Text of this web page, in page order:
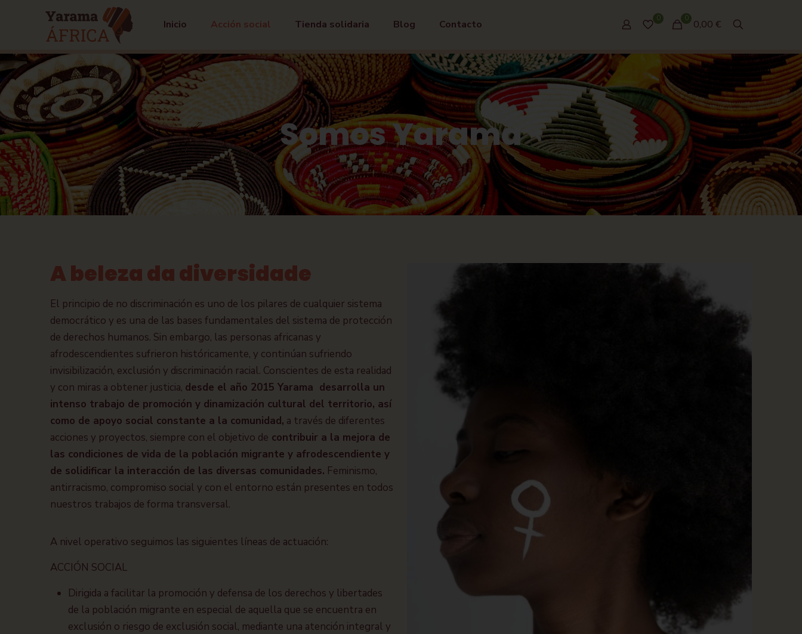
Inicio Acción social Tienda solidaria Blog Contacto 0 0 0,00 €
Somos Yarama
A beleza da diversidade
El principio de no discriminación es uno de los pilares de cualquier sistema
democrático y es una de las bases fundamentales del sistema de protección
de derechos humanos. Sin embargo, las personas africanas y
afrodescendientes sufrieron históricamente, y continúan sufriendo
invisibilización, exclusión y discriminación racial. Conscientes de esta realidad
y con miras a obtener justicia, desde el año 2015 Yarama desarrolla un
intenso trabajo de promoción y dinamización cultural del territorio, así
como de apoyo social constante a la comunidad, a través de diferentes
acciones y proyectos, siempre con el objetivo de contribuir a la mejora de
las condiciones de vida de la población migrante y afrodescendiente y
de solidificar la interacción de las diversas comunidades. Feminismo,
antirracismo, compromiso social y con el entorno están presentes en todos
nuestros trabajos de forma transversal.
A nivel operativo seguimos las siguientes líneas de actuación:
ACCIÓN SOCIAL
Dirigida a facilitar la promoción y defensa de los derechos y libertades
de la población migrante en especial de aquella que se encuentra en
exclusión o riesgo de exclusión social, mediante una atención integral y